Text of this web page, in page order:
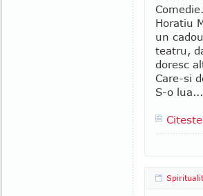
Horatiu
un
teatru,
doresc
Care-si
S-o lua...